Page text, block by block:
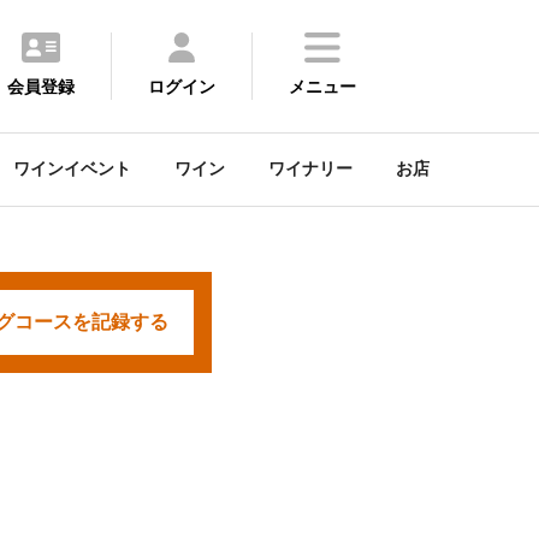
会員登録 ログイン メニュー
ワインイベント ワイン ワイナリー お店
コースを記録する